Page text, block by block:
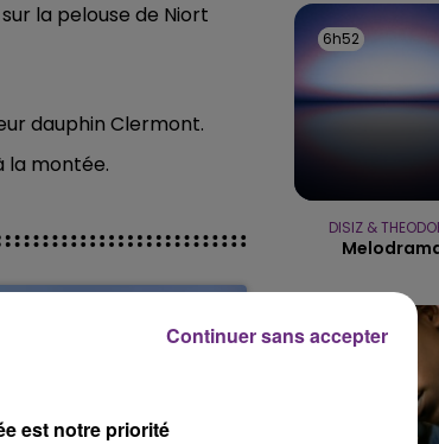
14h00 - 15h00
LA RADIO
la pelouse de Niort
dauphin Clermont.
la montée.
6h52
6h52
DISIZ &
6h43
6h43
est notre priorité
Continuer sans accepter